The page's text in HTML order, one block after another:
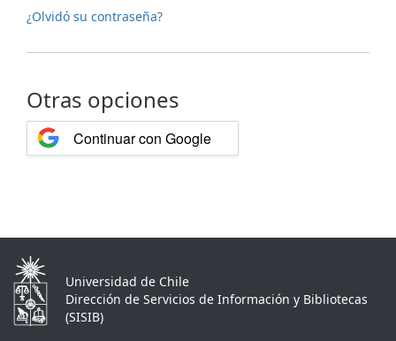
¿Olvidó su contraseña?
Otras opciones
Continuar con Google
Universidad de Chile
Dirección de Servicios de Información y Bibliotecas
(SISIB)